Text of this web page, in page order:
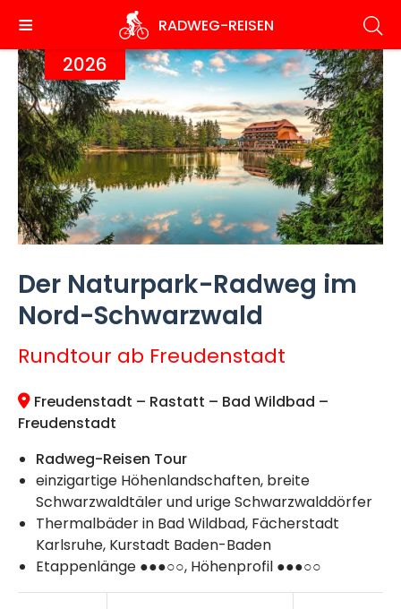
zum
Inhalt
RADWEG-REISEN
2026
Der Naturpark-Radweg im
Nord-Schwarzwald
Rundtour ab Freudenstadt
Freudenstadt – Rastatt – Bad Wildbad –
Freudenstadt
Radweg-Reisen Tour
einzigartige Höhenlandschaften, breite
Schwarzwaldtäler und urige Schwarzwalddörfer
Thermalbäder in Bad Wildbad, Fächerstadt
Karlsruhe, Kurstadt Baden-Baden
Etappenlänge ●●●○○, Höhenprofil ●●●○○